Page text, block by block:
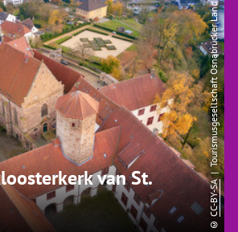
van St.
©
CC-BY-SA
| Tourismusgesellschaft Osnabrücker Land